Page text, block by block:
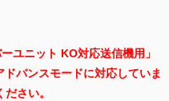
ユニット KO対応送信機用」
バンスモードに対応していま
さい。